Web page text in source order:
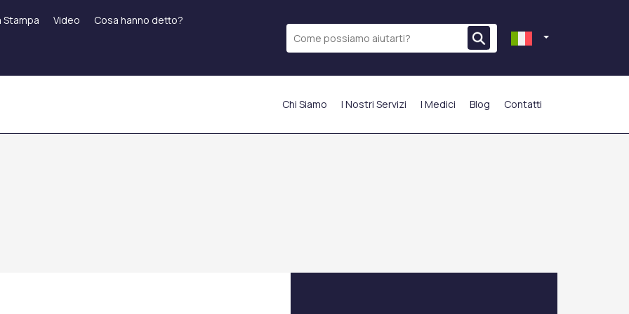
Stampa Video Cosa hanno detto?
Chi Siamo I Nostri Servizi I Medici Blog Contatti